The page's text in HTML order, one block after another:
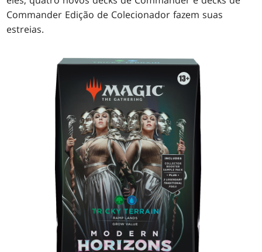
Commander Edição de Colecionador fazem suas
estreias.